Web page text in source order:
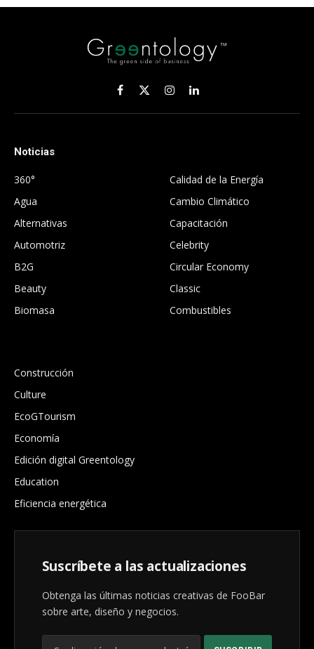
Facebook
X
(Twitter)
InstagramLinkedIn
Noticias
360°
Agua
Alternativas
Automotriz
B2G
Beauty
Biomasa
Calidad de la Energía
Cambio Climático
Capacitación
Celebrity
Circular Economy
Classic
Combustibles
Construcción
Culture
EcoGTourism
Economía
Edición digital Greentology
Education
Eficiencia energética
Suscríbete a las actualizaciones
Obtenga las últimas noticias creativas de FooBar
sobre arte, diseño y negocios.